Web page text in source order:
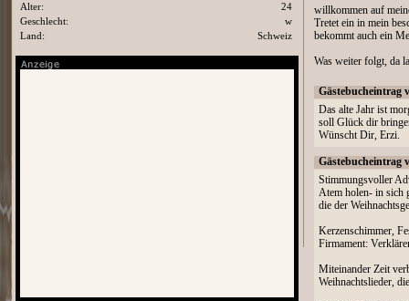
willkommen auf
Tretet ein in mein
bekommt auch ein
Was weiter folgt, da
Gästebucheintrag
Das alte Jahr ist
soll Glück dir
Wünscht Dir, Erzi.
Gästebucheintrag
Stimmungsvoller
Atem holen- in sich
die der
Kerzenschimmer,
Firmament:
Miteinander Zeit
Weihnachtslieder,
Alter:
24
Geschlecht:
w
Land:
Schweiz